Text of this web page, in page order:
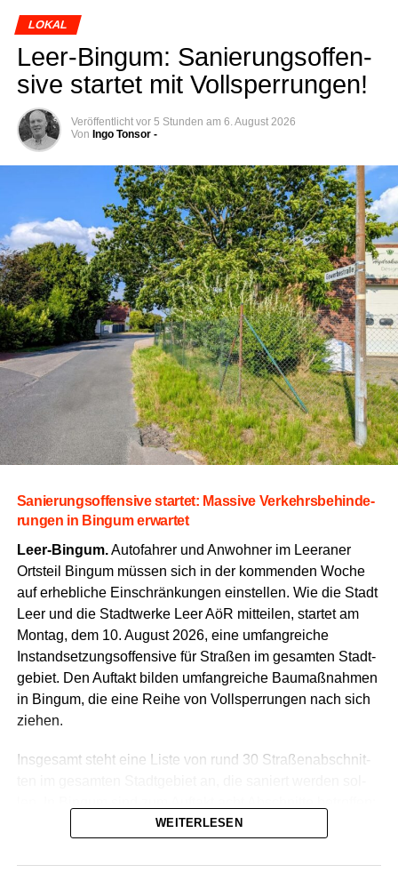
LOKAL
Leer-Bin­gum: Sanie­rungs­of­fen­
si­ve star­tet mit Vollsperrungen!
Veröffentlicht vor 5 Stunden am 6. August 2026
Von Ingo Tonsor -
Sanie­rungs­of­fen­si­ve star­tet: Mas­si­ve Ver­kehrs­be­hin­de­
run­gen in Bin­gum erwartet
Leer-Bin­gum.Auto­fah­rer und Anwoh­ner im Leera­ner
Orts­teil Bin­gum müs­sen sich in der kom­men­den Woche
auf erheb­li­che Ein­schrän­kun­gen ein­stel­len. Wie die Stadt
Leer und die Stadt­wer­ke Leer AöR mit­tei­len, star­tet am
Mon­tag, dem 10. August 2026, eine umfang­rei­che
Instand­set­zungs­of­fen­si­ve für Stra­ßen im gesam­ten Stadt­
ge­biet. Den Auf­takt bil­den umfang­rei­che Bau­maß­nah­men
in Bin­gum, die eine Rei­he von Voll­sper­run­gen nach sich
ziehen.
Ins­ge­samt steht eine Lis­te von rund 30 Stra­ßen­ab­schnit­
die Zie­ge­lei­stra­ße (auf­ge­teilt in drei Bau­ab­schnit­te),
Weiß­dorn­stra­ße,die Rot­dorn­stra­ße und die Von-
WEITERLESEN